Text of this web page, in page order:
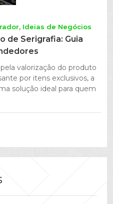
Ideias de Negócios
de Serigrafia: Guia
valorização do produto
por itens exclusivos, a
solução ideal para quem